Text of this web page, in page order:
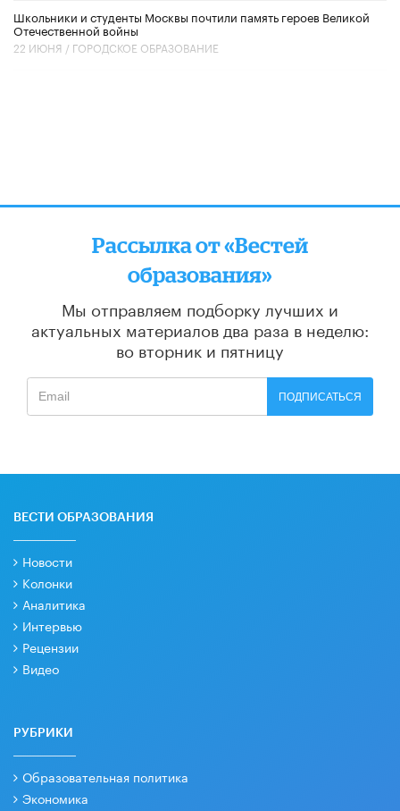
Школьники и студенты Москвы почтили память героев Великой
Отечественной войны
22 ИЮНЯ / ГОРОДСКОЕ ОБРАЗОВАНИЕ
Рассылка от «Вестей
образования»
Мы отправляем подборку лучших и
актуальных материалов два раза в неделю:
во вторник и пятницу
ПОДПИСАТЬСЯ
ВЕСТИ ОБРАЗОВАНИЯ
Новости
Колонки
Аналитика
Интервью
Рецензии
Видео
РУБРИКИ
Образовательная политика
Экономика